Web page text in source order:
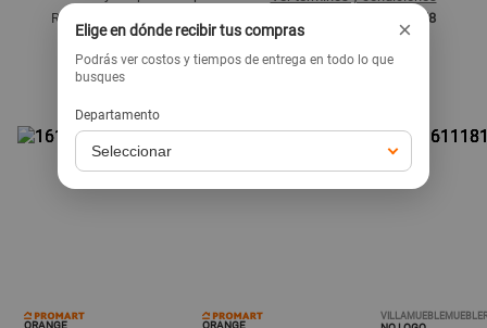
Razón social:
Homecenters Peruanos S.A. - RUC: 20536557858
Productos similares
ORANGE ORANGE
Elige en dónde recibir tus compras ×
Podrás ver costos y tiempos de entrega en todo lo que
busques
Departamento